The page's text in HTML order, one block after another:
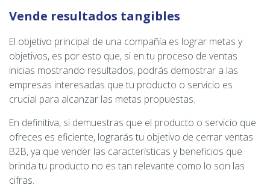
Vende resultados tangibles
El objetivo principal de una compañía es lograr metas y
objetivos, es por esto que, si en tu proceso de ventas
inicias mostrando resultados, podrás demostrar a las
empresas interesadas que tu producto o servicio es
crucial para alcanzar las metas propuestas.
En definitiva, si demuestras que el producto o servicio que
ofreces es eficiente, lograrás tu objetivo de cerrar ventas
B2B, ya que vender las características y beneficios que
brinda tu producto no es tan relevante como lo son las
cifras.